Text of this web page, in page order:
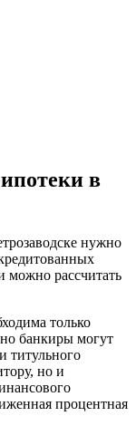
в
нужно
можно рассчитать
только
банкиры могут
титульного
но и
процентная